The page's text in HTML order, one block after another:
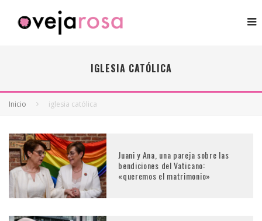
IGLESIA CATÓLICA
Inicio iglesia católica
Juani y Ana, una pareja sobre las
bendiciones del Vaticano:
«queremos el matrimonio»